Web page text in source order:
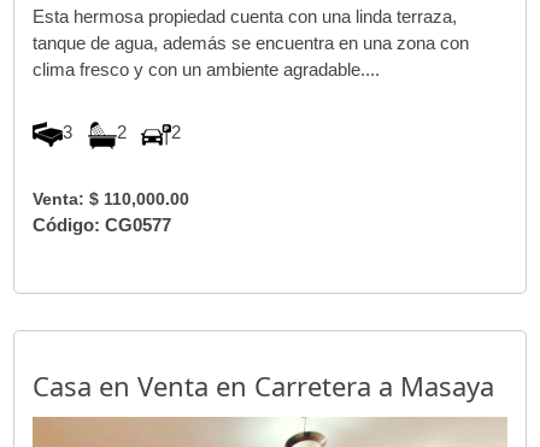
Esta hermosa propiedad cuenta con una linda terraza,
tanque de agua, además se encuentra en una zona con
clima fresco y con un ambiente agradable....
3 2 2
Venta: $ 110,000.00
Código: CG0577
Casa en Venta en Carretera a Masaya